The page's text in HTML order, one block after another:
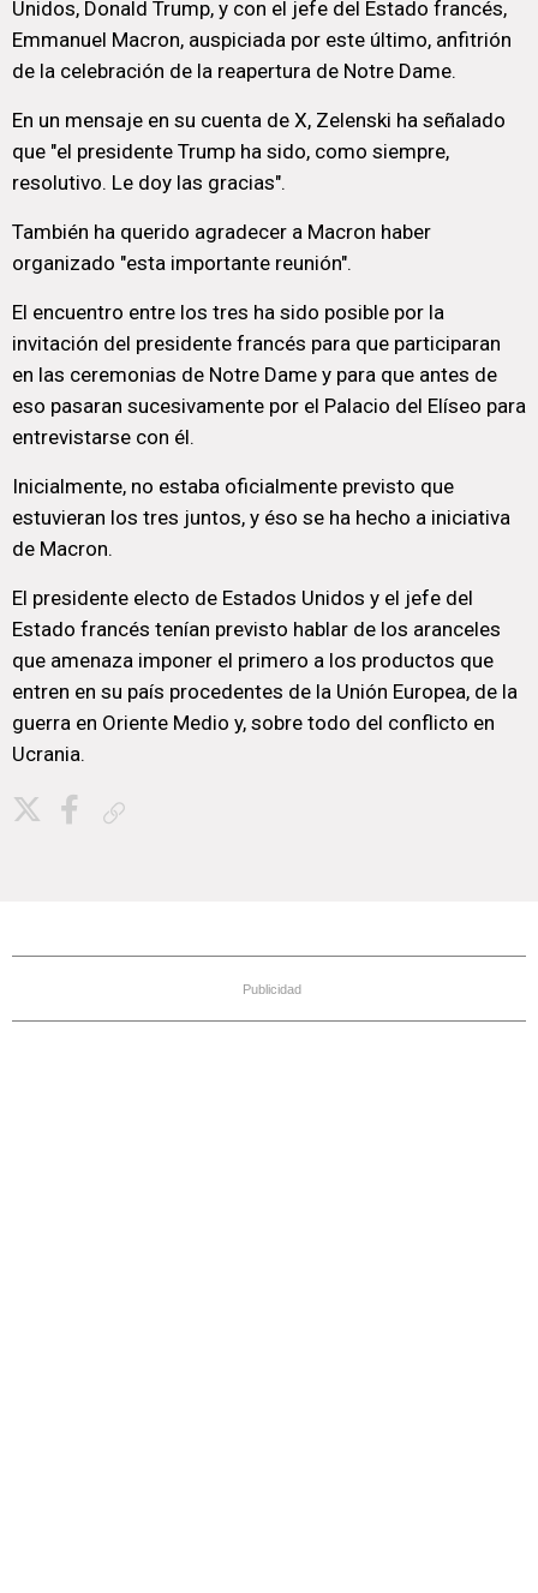
Unidos, Donald Trump, y con el jefe del Estado francés,
Emmanuel Macron, auspiciada por este último, anfitrión
de la celebración de la reapertura de Notre Dame.
En un mensaje en su cuenta de X, Zelenski ha señalado
que "el presidente Trump ha sido, como siempre,
resolutivo. Le doy las gracias".
También ha querido agradecer a Macron haber
organizado "esta importante reunión".
El encuentro entre los tres ha sido posible por la
invitación del presidente francés para que participaran
en las ceremonias de Notre Dame y para que antes de
eso pasaran sucesivamente por el Palacio del Elíseo para
entrevistarse con él.
Inicialmente, no estaba oficialmente previsto que
estuvieran los tres juntos, y éso se ha hecho a iniciativa
de Macron.
El presidente electo de Estados Unidos y el jefe del
Estado francés tenían previsto hablar de los aranceles
que amenaza imponer el primero a los productos que
entren en su país procedentes de la Unión Europea, de la
guerra en Oriente Medio y, sobre todo del conflicto en
Ucrania.
Publicidad